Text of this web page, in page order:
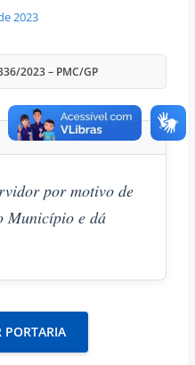
2023
2023 – PMC/GP
por motivo de
Município e dá
PORTARIA